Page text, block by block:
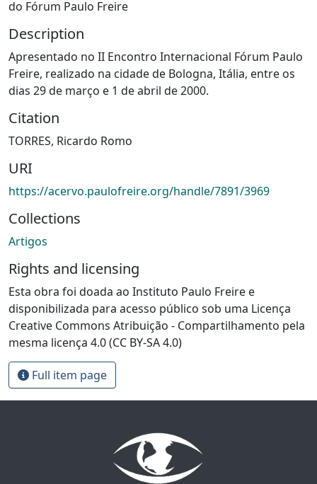
do Fórum Paulo Freire
Description
Apresentado no II Encontro Internacional Fórum Paulo
Freire, realizado na cidade de Bologna, Itália, entre os
dias 29 de março e 1 de abril de 2000.
Citation
TORRES, Ricardo Romo
URI
https://acervo.paulofreire.org/handle/7891/3969
Collections
Artigos
Rights and licensing
Esta obra foi doada ao Instituto Paulo Freire e
disponibilizada para acesso público sob uma Licença
Creative Commons Atribuição - Compartilhamento pela
mesma licença 4.0 (CC BY-SA 4.0)
Full item page